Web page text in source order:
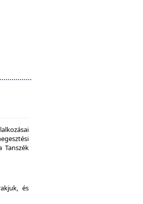
Tanszék
és